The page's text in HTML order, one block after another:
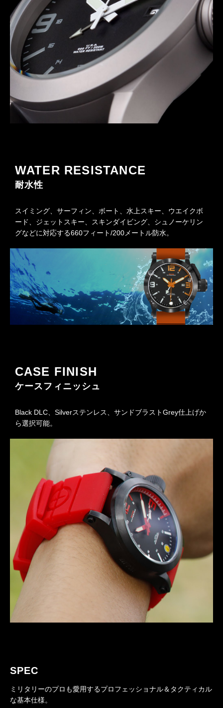
WATER RESISTANCE
耐水性
スイミング、サーフィン、ボート、水上スキー、ウエイクボ
ード、ジェットスキー、スキンダイビング、シュノーケリン
グなどに対応する660フィート/200メートル防水。
CASE FINISH
ケースフィニッシュ
Black DLC、Silverステンレス、サンドブラストGrey仕上げか
ら選択可能。
SPEC
ミリタリーのプロも愛用するプロフェッショナル＆タクティカル
な基本仕様。